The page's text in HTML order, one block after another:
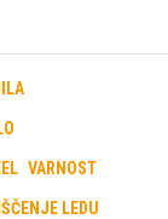
VARNOST
LEDU